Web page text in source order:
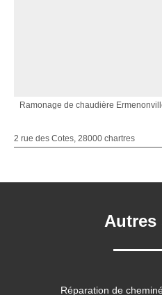
Ramonage de chaudière
2 rue des Cotes, 28000 chartres
Autres
Réparation de